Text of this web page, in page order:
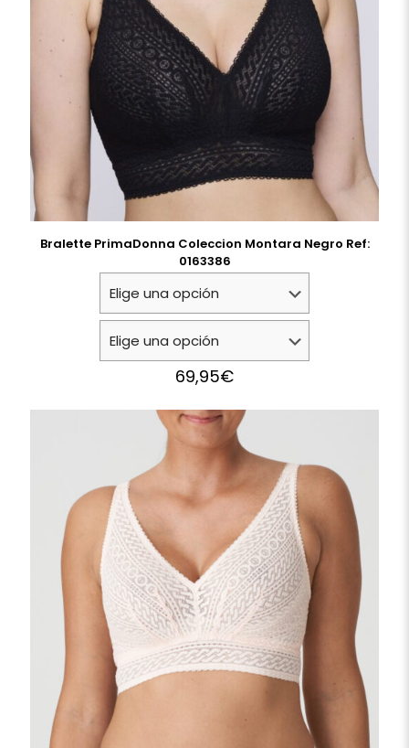
Bralette PrimaDonna Coleccion Montara Negro Ref:
0163386
69,95€